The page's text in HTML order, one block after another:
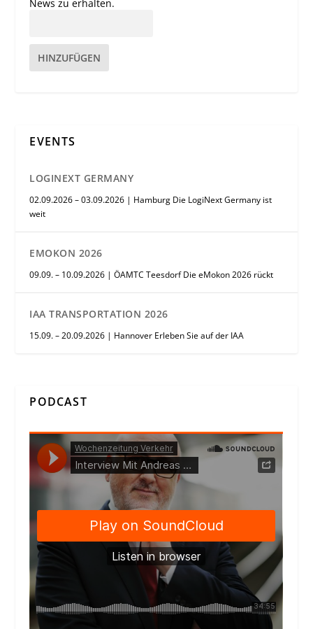
News zu erhalten.
HINZUFÜGEN
EVENTS
LOGINEXT GERMANY
02.09.2026 – 03.09.2026 | Hamburg Die LogiNext Germany ist
weit
EMOKON 2026
09.09. – 10.09.2026 | ÖAMTC Teesdorf Die eMokon 2026 rückt
IAA TRANSPORTATION 2026
15.09. – 20.09.2026 | Hannover Erleben Sie auf der IAA
PODCAST